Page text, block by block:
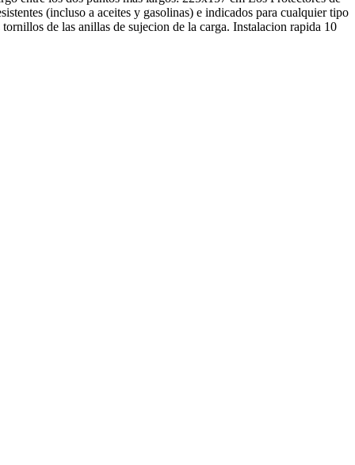
(incluso a aceites y gasolinas) e indicados para cualquier tipo
de las anillas de sujecion de la carga. Instalacion rapida 10